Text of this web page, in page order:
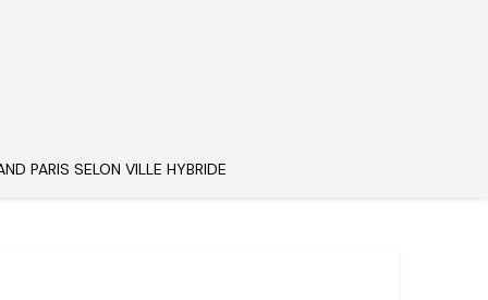
PARIS SELON VILLE HYBRIDE